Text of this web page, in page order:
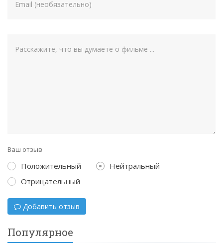
Ваш отзыв
Положительный
Нейтральный
Отрицательный
Добавить отзыв
Популярное